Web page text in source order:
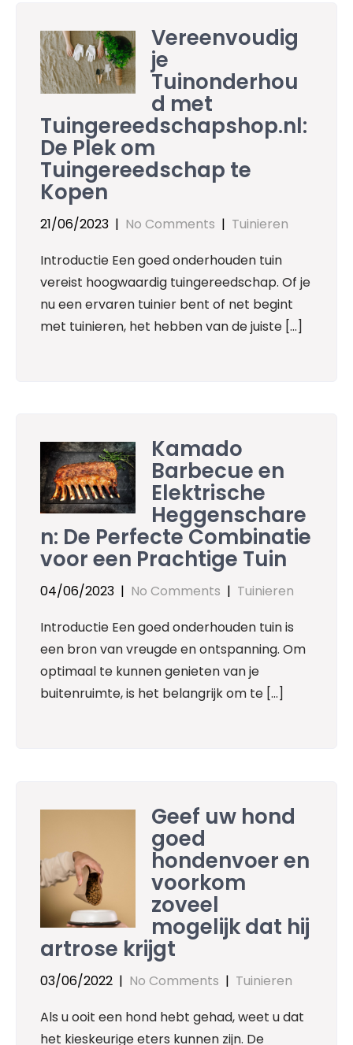
Vereenvoudig
je
Tuinonderhou
d met
Tuingereedschapshop.nl:
De Plek om
Tuingereedschap te
Kopen
21/06/2023 | No Comments | Tuinieren
Introductie Een goed onderhouden tuin
vereist hoogwaardig tuingereedschap. Of je
nu een ervaren tuinier bent of net begint
met tuinieren, het hebben van de juiste […]
Kamado
Barbecue en
Elektrische
Heggenschare
n: De Perfecte Combinatie
voor een Prachtige Tuin
04/06/2023 | No Comments | Tuinieren
Introductie Een goed onderhouden tuin is
een bron van vreugde en ontspanning. Om
optimaal te kunnen genieten van je
buitenruimte, is het belangrijk om te […]
Geef uw hond
goed
hondenvoer en
voorkom
zoveel
mogelijk dat hij
artrose krijgt
03/06/2022 | No Comments | Tuinieren
Als u ooit een hond hebt gehad, weet u dat
het kieskeurige eters kunnen zijn. De